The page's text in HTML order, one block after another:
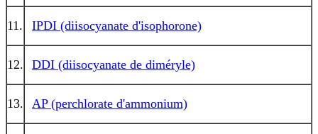
11. IPDI (diisocyanate d'isophorone)
12. DDI (diisocyanate de diméryle)
13. AP (perchlorate d'ammonium)